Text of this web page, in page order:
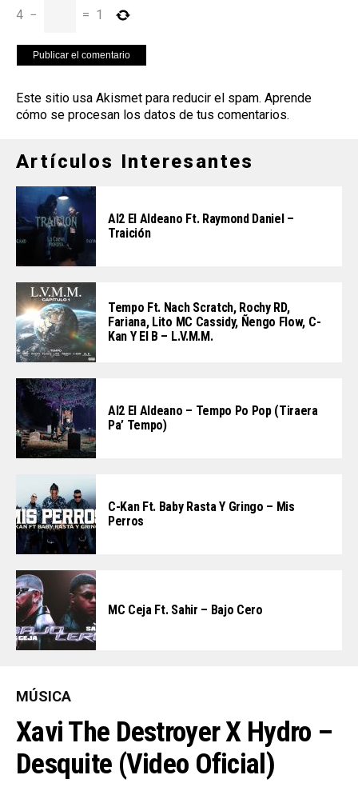
4 − = 1
Este sitio usa Akismet para reducir el spam. Aprende
cómo se procesan los datos de tus comentarios.
Artículos Interesantes
Al2 El Aldeano Ft. Raymond Daniel –
Traición
Tempo Ft. Nach Scratch, Rochy RD,
Fariana, Lito MC Cassidy, Ñengo Flow, C-
Kan Y El B – L.V.M.M.
Al2 El Aldeano – Tempo Po Pop (Tiraera
Pa’ Tempo)
C-Kan Ft. Baby Rasta Y Gringo – Mis
Perros
MC Ceja Ft. Sahir – Bajo Cero
MÚSICA
Xavi The Destroyer X Hydro –
Desquite (Video Oficial)